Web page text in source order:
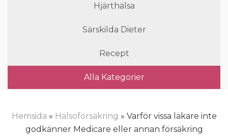
Hjärthälsa
Särskilda Dieter
Recept
Alla Kategorier
Hemsida » Hälsoförsäkring » Varför vissa läkare inte
godkänner Medicare eller annan försäkring